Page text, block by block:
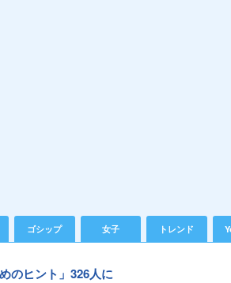
ゴシップ 女子 トレンド
のヒント」326人に